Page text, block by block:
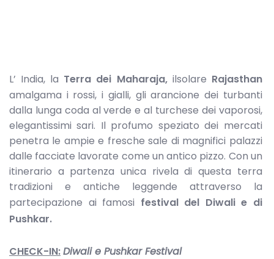
L’ India, la Terra dei Maharaja, ilsolare Rajasthan
amalgama i rossi, i gialli, gli arancione dei turbanti
dalla lunga coda al verde e al turchese dei vaporosi,
elegantissimi sari. Il profumo speziato dei mercati
penetra le ampie e fresche sale di magnifici palazzi
dalle facciate lavorate come un antico pizzo. Con un
itinerario a partenza unica rivela di questa terra
tradizioni e antiche leggende attraverso la
partecipazione ai famosi festival del Diwali e di
Pushkar.
CHECK-IN:Diwali e Pushkar Festival